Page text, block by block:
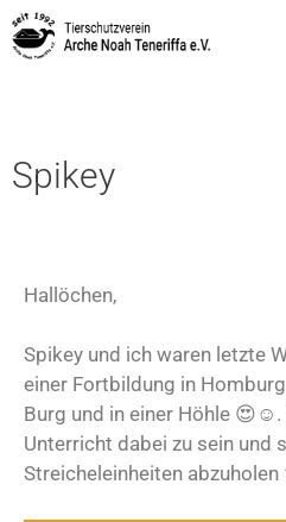
Spikey
Hallöchen,
Spikey und ich waren letzte
einer Fortbildung in
Burg und in einer Höhle 😍☺️.
Unterricht dabei zu sein und
Streicheleinheiten abzuholen